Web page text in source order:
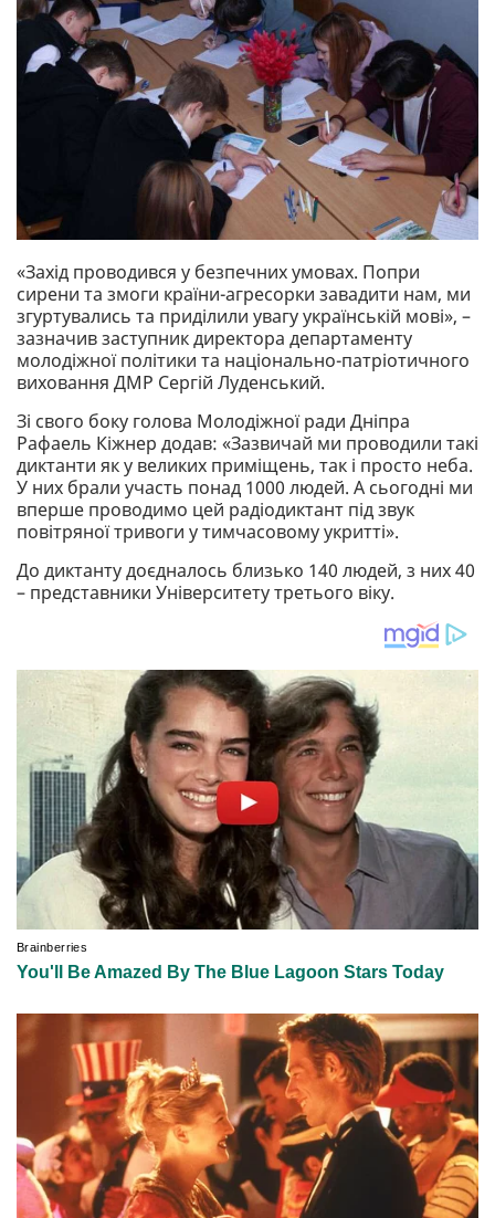
«Захід проводився у безпечних умовах. Попри
сирени та змоги країни-агресорки завадити нам, ми
згуртувались та приділили увагу українській мові», –
зазначив заступник директора департаменту
молодіжної політики та національно-патріотичного
виховання ДМР Сергій Луденський.
Зі свого боку голова Молодіжної ради Дніпра
Рафаель Кіжнер додав: «Зазвичай ми проводили такі
диктанти як у великих приміщень, так і просто неба.
У них брали участь понад 1000 людей. А сьогодні ми
вперше проводимо цей радіодиктант під звук
повітряної тривоги у тимчасовому укритті».
До диктанту доєдналось близько 140 людей, з них 40
– представники Університету третього віку.